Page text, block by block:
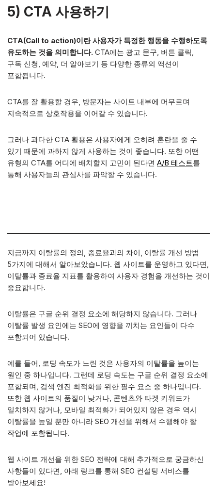
5) CTA 사용하기
CTA(Call to action)이란 사용자가 특정한 행동을 수행하도록
유도하는 것을 의미합니다. CTA에는 광고 문구, 버튼 클릭,
구독 신청, 예약, 더 알아보기 등 다양한 종류의 액션이
포함됩니다.
CTA를 잘 활용할 경우, 방문자는 사이트 내부에 머무르며
지속적으로 상호작용을 이어갈 수 있습니다.
그러나 과다한 CTA 활용은 사용자에게 오히려 혼란을 줄 수
있기 때문에 과하지 않게 사용하는 것이 좋습니다. 또한 어떤
유형의 CTA를 어디에 배치할지 고민이 된다면 A/B 테스트를
통해 사용자들의 관심사를 파악할 수 있습니다.
지금까지 이탈률의 정의, 종료율과의 차이, 이탈률 개선 방법
5가지에 대해서 알아보았습니다. 웹 사이트를 운영하고 있다면,
이탈률과 종료율 지표를 활용하여 사용자 경험을 개선하는 것이
중요합니다.
이탈률은 구글 순위 결정 요소에 해당하지 않습니다. 그러나
이탈률 발생 요인에는 SEO에 영향을 끼치는 요인들이 다수
포함되어 있습니다.
예를 들어, 로딩 속도가 느린 것은 사용자의 이탈률을 높이는
원인 중 하나입니다. 그런데 로딩 속도는 구글 순위 결정 요소에
포함되며, 검색 엔진 최적화를 위한 필수 요소 중 하나입니다.
또한 웹 사이트의 품질이 낮거나, 콘텐츠와 타겟 키워드가
일치하지 않거나, 모바일 최적화가 되어있지 않은 경우 역시
이탈률을 높일 뿐만 아니라 SEO 개선을 위해서 수행해야 할
작업에 포함됩니다.
웹 사이트 개선을 위한 SEO 전략에 대해 추가적으로 궁금하신
사항들이 있다면, 아래 링크를 통해 SEO 컨설팅 서비스를
받아보세요!